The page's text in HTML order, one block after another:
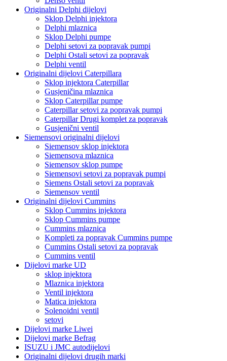
Originalni Delphi dijelovi
Sklop Delphi injektora
Delphi mlaznica
Sklop Delphi pumpe
Delphi setovi za popravak pumpi
Delphi Ostali setovi za popravak
Delphi ventil
Originalni dijelovi Caterpillara
Sklop injektora Caterpillar
Gusjeničina mlaznica
Sklop Caterpillar pumpe
Caterpillar setovi za popravak pumpi
Caterpillar Drugi komplet za popravak
Gusjenični ventil
Siemensovi originalni dijelovi
Siemensov sklop injektora
Siemensova mlaznica
Siemensov sklop pumpe
Siemensovi setovi za popravak pumpi
Siemens Ostali setovi za popravak
Siemensov ventil
Originalni dijelovi Cummins
Sklop Cummins injektora
Sklop Cummins pumpe
Cummins mlaznica
Kompleti za popravak Cummins pumpe
Cummins Ostali setovi za popravak
Cummins ventil
Dijelovi marke UD
sklop injektora
Mlaznica injektora
Ventil injektora
Matica injektora
Solenoidni ventil
setovi
Dijelovi marke Liwei
Dijelovi marke Befrag
ISUZU i JMC autodijelovi
Originalni dijelovi drugih marki